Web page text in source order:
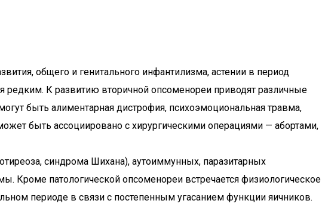
общего и генитального инфантилизма, астении в период
редким. К развитию вторичной опсоменореи приводят различные
быть алиментарная дистрофия, психоэмоциональная травма,
быть ассоциировано с хирургическими операциями — абортами,
синдрома Шихана), аутоиммунных, паразитарных
Кроме патологической опсоменореи встречается физиологическое
периоде в связи с постепенным угасанием функции яичников.